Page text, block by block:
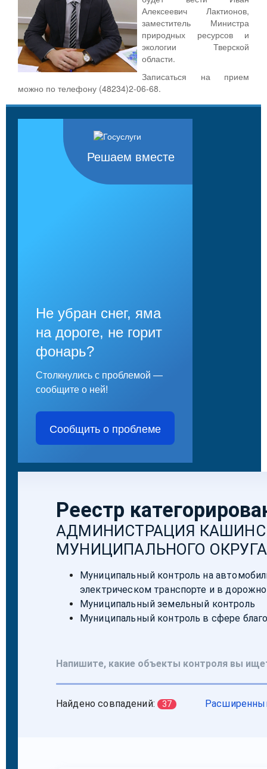
Алексеевич Лактионов,
заместитель Министра
природных ресурсов и
экологии Тверской
области.
Записаться на прием
можно по телефону (48234)2-06-68.
Решаем вместе
Не убран снег, яма
на дороге, не горит
фонарь?
Столкнулись с проблемой —
сообщите о ней!
Сообщить о проблеме